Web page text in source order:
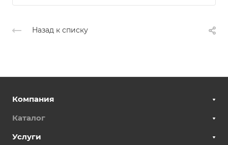
Назад к списку
Компания
Каталог
Услуги